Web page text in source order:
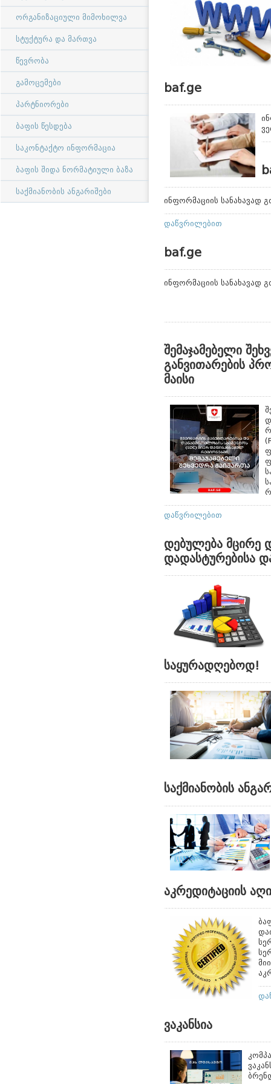
ორგანიზაციული მიმოხილვა
სტუქტურა და მართვა
წევრობა
გამოცემები
პარტნიორები
ბაფის წესდება
საკონტაქტო ინფორმაცია
ბაფის შიდა ნორმატიული ბაზა
საქმიანობის ანგარიშები
baf.ge
ინფორმაციის სანახავად
დაწვრილებით
baf.ge
ინფორმაციის სანახავად
შემაჯამებელი
განვითარების
მაისი
დაწვრილებით
დებულება მცირე
დადასტურებისა
საყურადღებოდ!
საქმიანობის
აკრედიტაციის
ვაკანსია